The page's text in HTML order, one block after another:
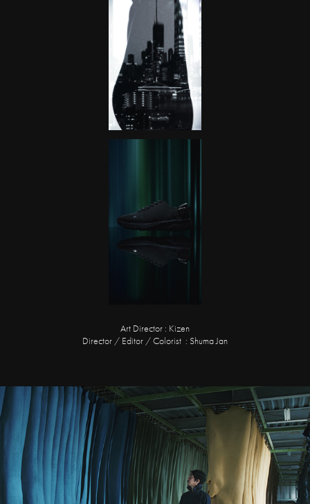
Art Director : Kizen
Director / Editor / Colorist : Shuma Jan
with BMW 栃木